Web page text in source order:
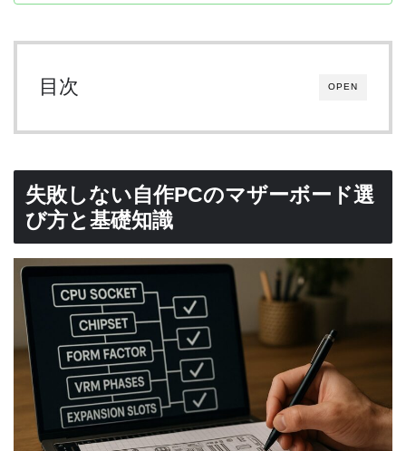
OPEN
目次
失敗しない自作PCのマザーボード選
び方と基礎知識